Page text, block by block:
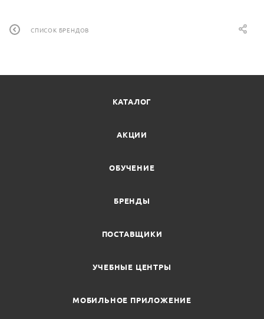
СПИСОК БРЕНДОВ
КАТАЛОГ
АКЦИИ
ОБУЧЕНИЕ
БРЕНДЫ
ПОСТАВЩИКИ
УЧЕБНЫЕ ЦЕНТРЫ
МОБИЛЬНОЕ ПРИЛОЖЕНИЕ